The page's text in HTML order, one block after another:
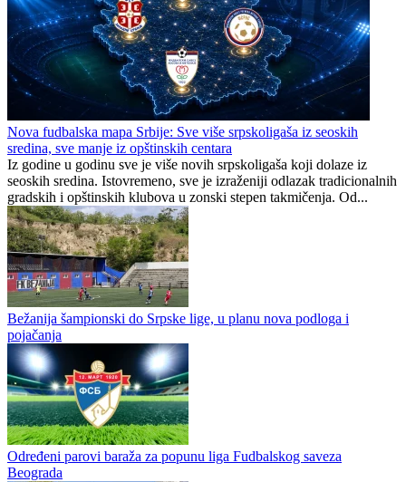
Nova fudbalska mapa Srbije: Sve više srpskoligaša iz seoskih
sredina, sve manje iz opštinskih centara
Iz godine u godinu sve je više novih srpskoligaša koji dolaze iz
seoskih sredina. Istovremeno, sve je izraženiji odlazak tradicionalnih
gradskih i opštinskih klubova u zonski stepen takmičenja. Od...
Bežanija šampionski do Srpske lige, u planu nova podloga i
pojačanja
Određeni parovi baraža za popunu liga Fudbalskog saveza
Beograda